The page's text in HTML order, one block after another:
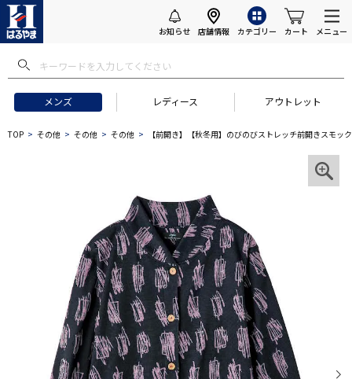
お知らせ 店舗情報 カテゴリー カート メニュー
メンズ レディース アウトレット
TOP その他 その他 その他 【前開き】【秋冬用】のびのびストレッチ前開きスモ